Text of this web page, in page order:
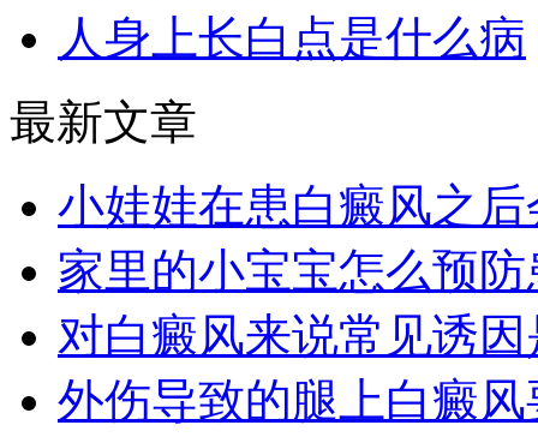
人身上长白点是什么病
最新文章
小娃娃在患白癜风之
家里的小宝宝怎么预
对白癜风来说常见诱
外伤导致的腿上白癜